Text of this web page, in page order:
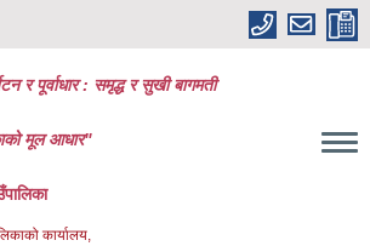
र पूर्वाधार : समृद्ध र सुखी बागमती
मूल आधार"
कार्यालय,